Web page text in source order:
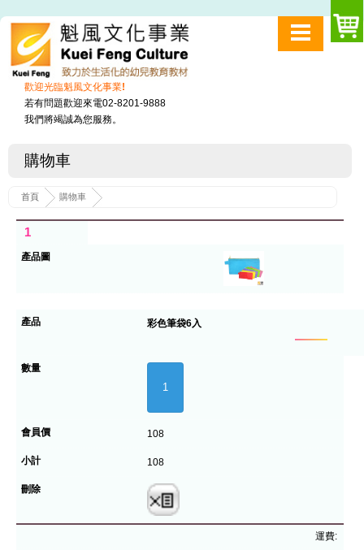
歡迎光臨魁風文化事業!
若有問題歡迎來電02-8201-9888
我們將竭誠為您服務。
購物車
首頁 購物車
1
彩色筆袋6入
108
108
運費: